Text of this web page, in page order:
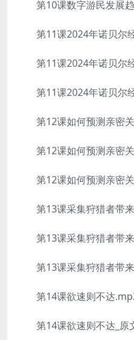
第10课数字游民发展趋
第11课2024年诺贝尔
第11课2024年诺贝尔
第11课2024年诺贝尔
第12课如何预测亲密
第12课如何预测亲密
第12课如何预测亲密关
第13课采集狩猎者带来
第13课采集狩猎者带来
第13课采集狩猎者带来
第14课欲速则不达
第14课欲速则不达_原